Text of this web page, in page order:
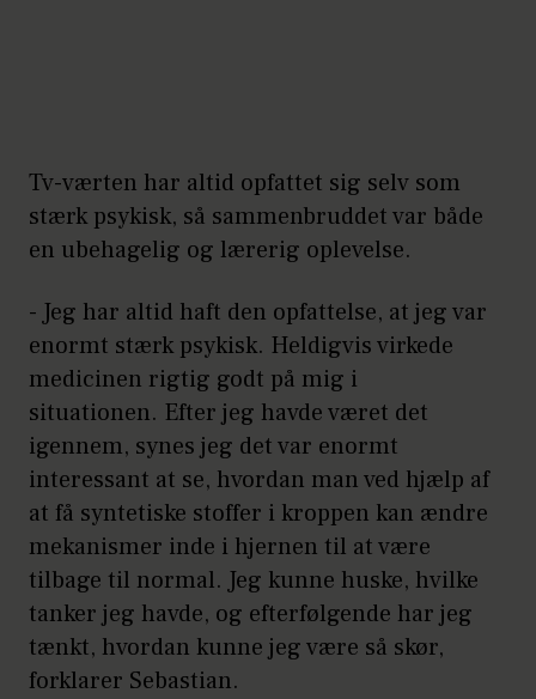
Tv-værten har altid opfattet sig selv som
stærk psykisk, så sammenbruddet var både
en ubehagelig og lærerig oplevelse.
- Jeg har altid haft den opfattelse, at jeg var
enormt stærk psykisk. Heldigvis virkede
medicinen rigtig godt på mig i
situationen. Efter jeg havde været det
igennem, synes jeg det var enormt
interessant at se, hvordan man ved hjælp af
at få syntetiske stoffer i kroppen kan ændre
mekanismer inde i hjernen til at være
tilbage til normal. Jeg kunne huske, hvilke
tanker jeg havde, og efterfølgende har jeg
tænkt, hvordan kunne jeg være så skør,
forklarer Sebastian.